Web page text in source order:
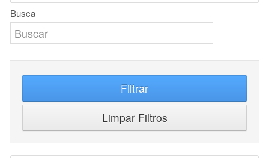
Busca
Filtrar
Limpar Filtros